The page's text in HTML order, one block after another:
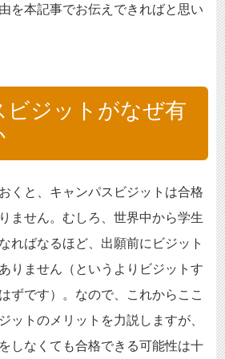
を本記事でお伝えできればと思い
ビジットがなぜ有
くと、キャンパスビジットは合格
ません。むしろ、世界中から学生
ればなるほど、出願前にビジット
りません（というよりビジットす
ずです）。なので、これからここ
ットのメリットを力説しますが、
しなくても合格できる可能性は十